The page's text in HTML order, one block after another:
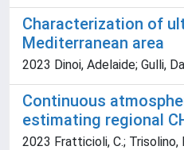
Characterization of
Mediterranean area
2023 Dinoi, Adelaide; Gulli,
Continuous
estimating regional
2023 Fratticioli, C.; Trisolino,